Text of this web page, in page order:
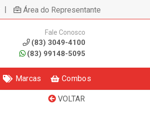
| Área do Representante
Fale Conosco
(83) 3049-4100
(83) 99148-5095
Marcas Combos
VOLTAR